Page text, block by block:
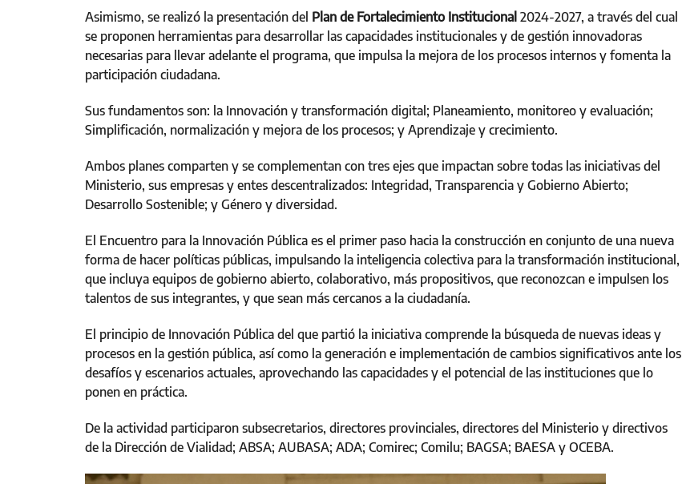
Asimismo, se realizó la presentación del Plan de Fortalecimiento Institucional 2024-2027, a través del cual
se proponen herramientas para desarrollar las capacidades institucionales y de gestión innovadoras
necesarias para llevar adelante el programa, que impulsa la mejora de los procesos internos y fomenta la
participación ciudadana.
Sus fundamentos son: la Innovación y transformación digital; Planeamiento, monitoreo y evaluación;
Simplificación, normalización y mejora de los procesos; y Aprendizaje y crecimiento.
Ambos planes comparten y se complementan con tres ejes que impactan sobre todas las iniciativas del
Ministerio, sus empresas y entes descentralizados: Integridad, Transparencia y Gobierno Abierto;
Desarrollo Sostenible; y Género y diversidad.
El Encuentro para la Innovación Pública es el primer paso hacia la construcción en conjunto de una nueva
forma de hacer políticas públicas, impulsando la inteligencia colectiva para la transformación institucional,
que incluya equipos de gobierno abierto, colaborativo, más propositivos, que reconozcan e impulsen los
talentos de sus integrantes, y que sean más cercanos a la ciudadanía.
El principio de Innovación Pública del que partió la iniciativa comprende la búsqueda de nuevas ideas y
procesos en la gestión pública, así como la generación e implementación de cambios significativos ante los
desafíos y escenarios actuales, aprovechando las capacidades y el potencial de las instituciones que lo
ponen en práctica.
De la actividad participaron subsecretarios, directores provinciales, directores del Ministerio y directivos
de la Dirección de Vialidad; ABSA; AUBASA; ADA; Comirec; Comilu; BAGSA; BAESA y OCEBA.